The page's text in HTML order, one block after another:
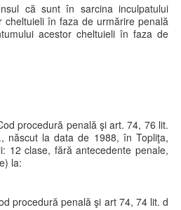
că sunt în sarcina inculpatului
cheltuieli în faza de urmărire penală
acestor cheltuieli în faza de
procedură penală şi art. 74, 76 lit.
născut la data de 1988, în Topliţa,
12 clase, fără antecedente penale,
la:
procedură penală şi art 74, 74 lit. d